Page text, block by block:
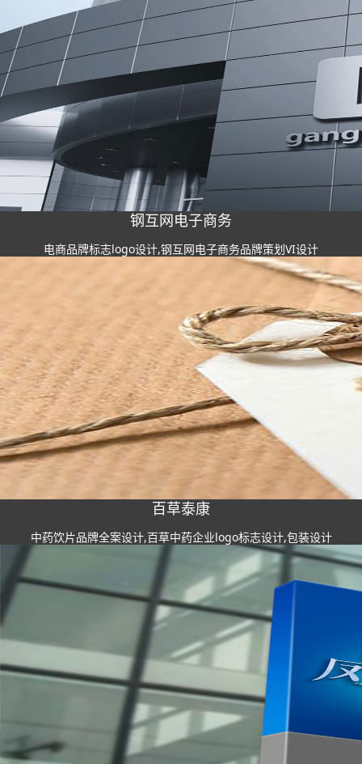
钢互网电子商务
电商品牌标志logo设计,钢互网电子商务品牌策划VI设计
百草泰康
中药饮片品牌全案设计,百草中药企业logo标志设计,包装设计